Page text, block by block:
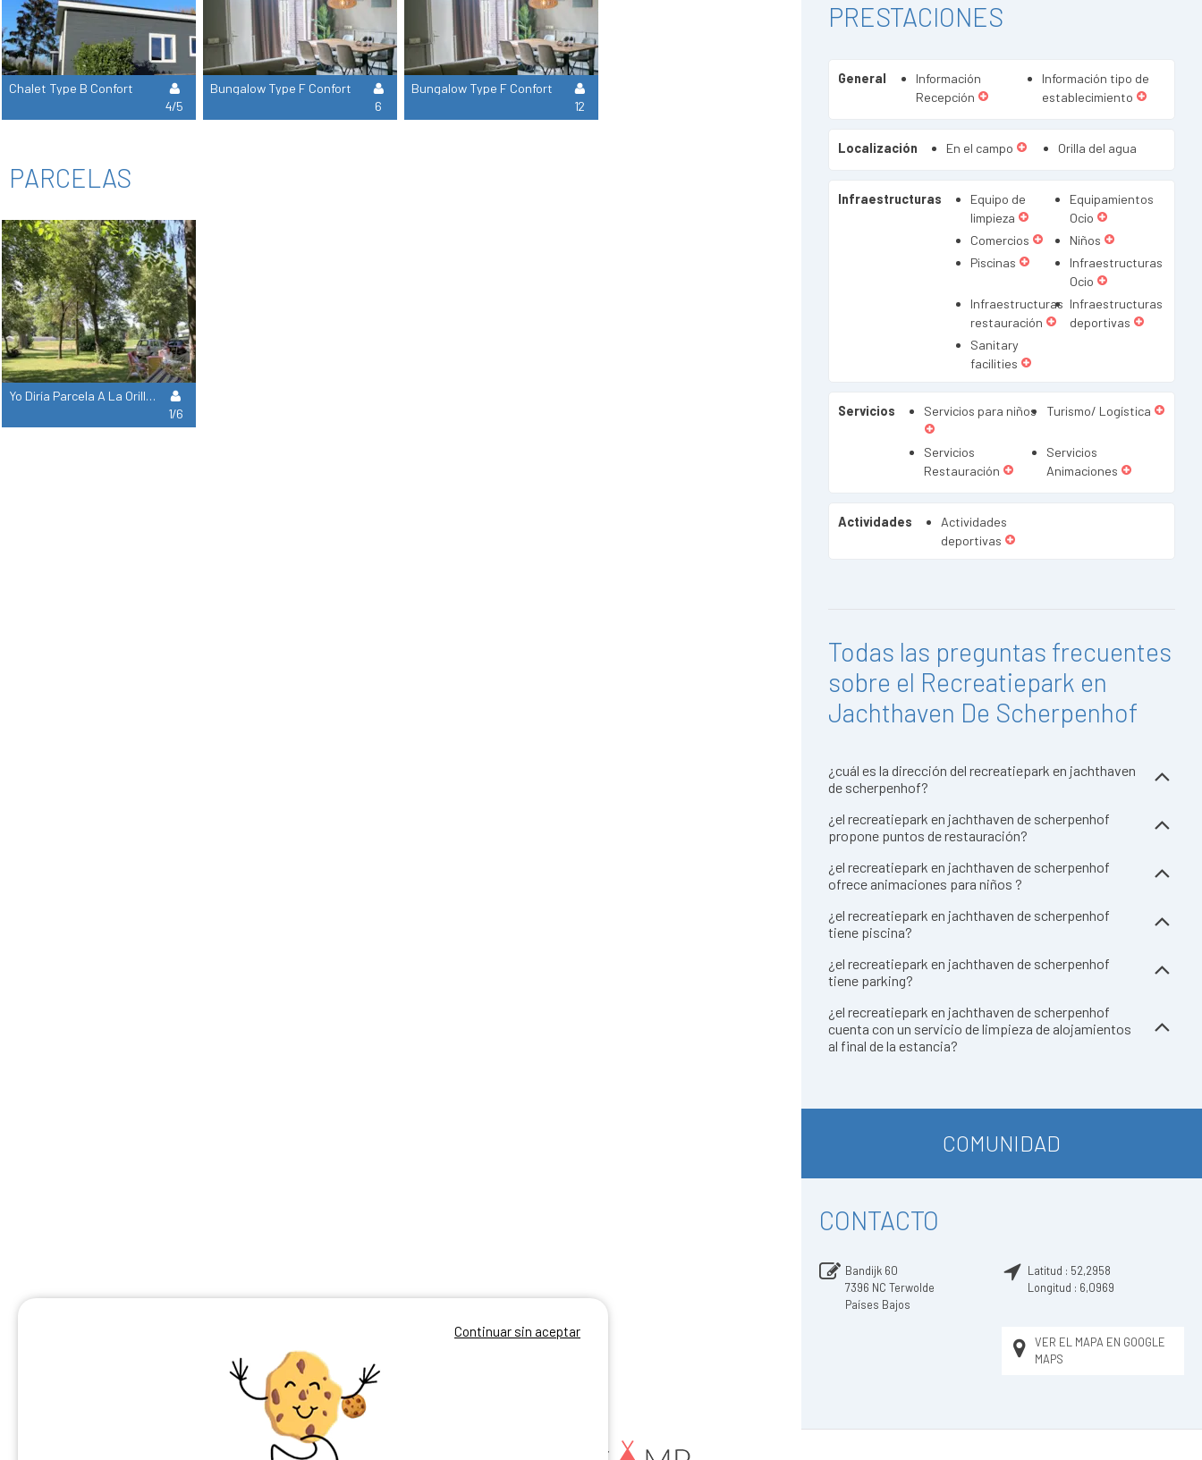
Chalet Type B Confort
4/5
Bungalow Type F Confort
6
Bungalow Type F Confort
12
PARCELAS
Yo Diría Parcela A La Orilla : Coche + Tienda/Caravana O Autocaravana + Electricidad + Agua
1/6
PRESTACIONES
General
Información
Recepción
Información tipo de
establecimiento
Localización En el campo Orilla del agua
Infraestructuras
Equipo de
limpieza
Equipamientos
Ocio
Comercios
Niños
Piscinas
Infraestructuras
Ocio
Infraestructuras
restauración
Infraestructuras
deportivas
Sanitary
facilities
Servicios Servicios para niños Turismo/ Logística
Servicios
Restauración
Servicios
Animaciones
Actividades
Actividades
deportivas
Todas las preguntas frecuentes
sobre el Recreatiepark en
Jachthaven De Scherpenhof
¿cuál es la dirección del recreatiepark en jachthaven
de scherpenhof?
¿el recreatiepark en jachthaven de scherpenhof
propone puntos de restauración?
¿el recreatiepark en jachthaven de scherpenhof
ofrece animaciones para niños ?
¿el recreatiepark en jachthaven de scherpenhof
tiene piscina?
¿el recreatiepark en jachthaven de scherpenhof
tiene parking?
¿el recreatiepark en jachthaven de scherpenhof
cuenta con un servicio de limpieza de alojamientos
al final de la estancia?
COMUNIDAD
CONTACTO
Bandijk 60
7396 NC Terwolde
Países Bajos
Latitud : 52,2958
Longitud : 6,0969
VER EL MAPA EN GOOGLE
MAPS
Continuar sin aceptar